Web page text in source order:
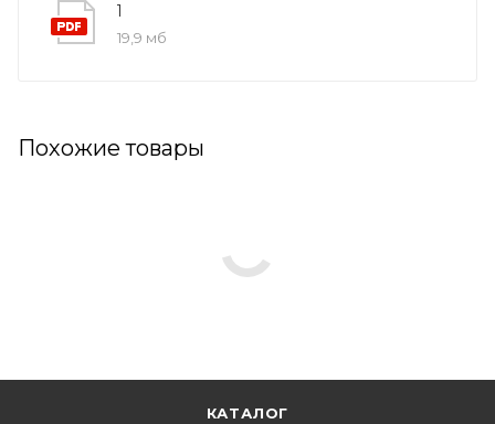
1
19,9 мб
Похожие товары
КАТАЛОГ